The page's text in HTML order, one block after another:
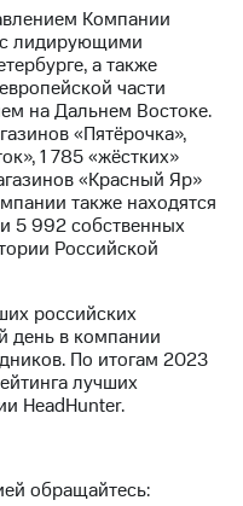
Компании
лидирующими
а также
части
на Дальнем Востоке.
«Пятёрочка»,
1 785 «жёстких»
«Красный Яр»
также находятся
5 992 собственных
Российской
российских
день в компании
По итогам 2023
лучших
HeadHunter.
обращайтесь: